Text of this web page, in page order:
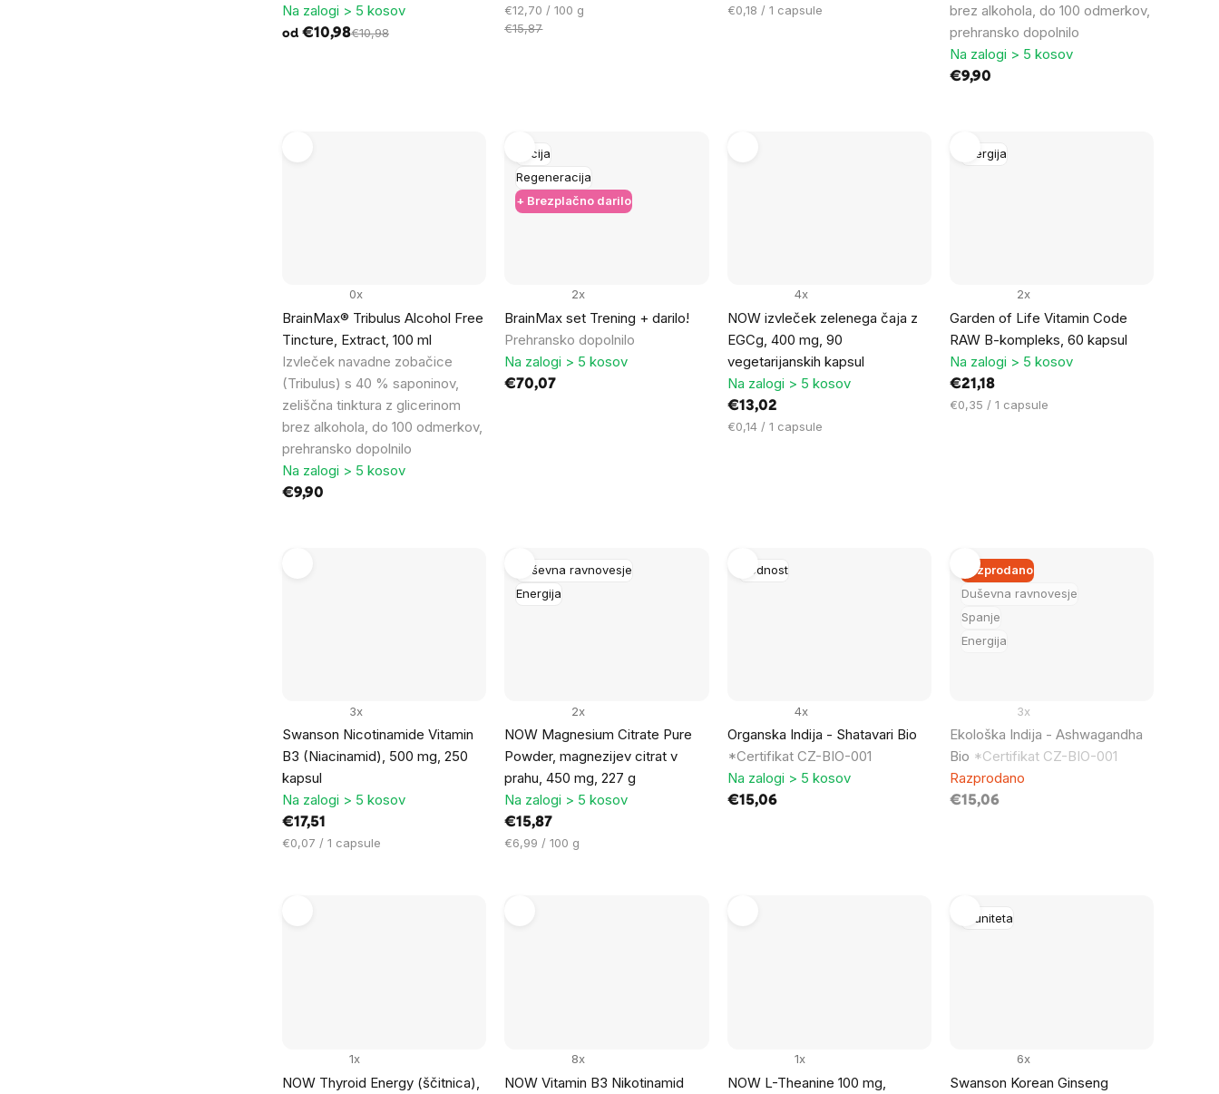
Na zalogi > 5 kosov
od €10,98€10,98
Cena
na
€12,70 / 100 g
€15,87
Cena
€0,18 / 1 capsule
brez alkohola, do 100 odmerkov,
prehransko dopolnilo
Na zalogi > 5 kosov
€9,90
BrainMax® Tribulus Alcohol Free
Tincture, Extract, 100 ml
Izvleček navadne zobačice
(Tribulus) s 40 % saponinov,
zeliščna tinktura z glicerinom
brez alkohola, do 100 odmerkov,
prehransko dopolnilo
0x
Na zalogi > 5 kosov
€9,90
Akcija
Regeneracija
+ Brezplačno darilo
BrainMax set Trening + darilo!
Prehransko dopolnilo
2x
Na zalogi > 5 kosov
€70,07
NOW izvleček zelenega čaja z
EGCg, 400 mg, 90
vegetarijanskih kapsul
4x
Na zalogi > 5 kosov
€13,02
Cena
€0,14 / 1 capsule
Energija
Garden of Life Vitamin Code
RAW B-kompleks, 60 kapsul
2x
Na zalogi > 5 kosov
€21,18
Cena
€0,35 / 1 capsule
Swanson Nicotinamide Vitamin
B3 (Niacinamid), 500 mg, 250
kapsul
3x
Na zalogi > 5 kosov
€17,51
Cena
€0,07 / 1 capsule
Duševna ravnovesje
Energija
NOW Magnesium Citrate Pure
Powder, magnezijev citrat v
prahu, 450 mg, 227 g
2x
Na zalogi > 5 kosov
€15,87
Cena
€6,99 / 100 g
Plodnost
Organska Indija - Shatavari Bio
*Certifikat CZ-BIO-001
4x
Na zalogi > 5 kosov
€15,06
Duševna ravnovesje
Spanje
Energija
Razprodano
Ekološka Indija - Ashwagandha
Bio *Certifikat CZ-BIO-001
3x
Razprodano
€15,06
NOW Thyroid Energy (ščitnica),
1x
NOW Vitamin B3 Nikotinamid
8x
NOW L-Theanine 100 mg,
1x
Imuniteta
Swanson Korean Ginseng
6x